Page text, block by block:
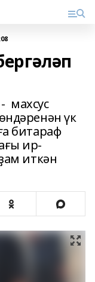
махсус
үк
битараф
ир-
иткән